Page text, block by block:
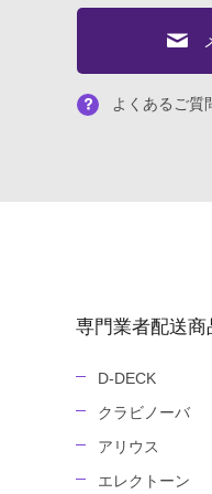
よくあるご質
専門業者配送商
D-DECK
クラビノーバ
アリウス
エレクトーン